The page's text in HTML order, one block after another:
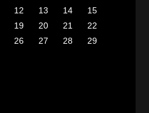
12 13 14
15
19 20 21
22
26 27 28
29